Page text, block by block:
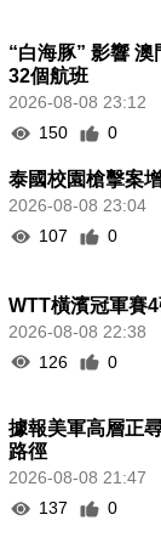
“白海豚” 影響
32個航班
2026-08-08 23:12
150
0
泰國校園槍擊案
2026-08-08 23:04
107
0
WTT橫濱冠軍賽
2026-08-08 22:38
126
0
據報美軍高層正
路徑
2026-08-08 21:47
137
0